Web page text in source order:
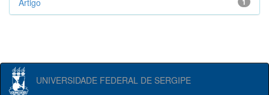
Artigo
UNIVERSIDADE FEDERAL DE SERGIPE